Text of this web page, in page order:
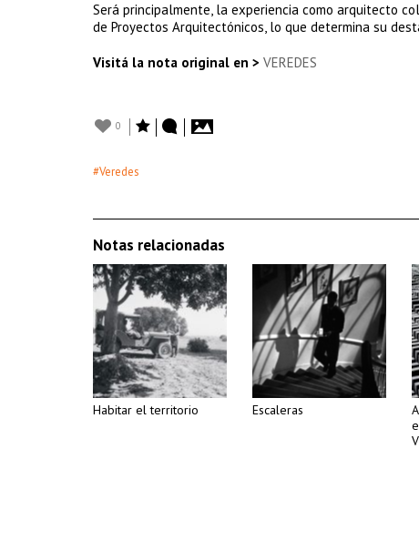
Será principalmente, la experiencia como arquitecto
de Proyectos Arquitectónicos, lo que determina su
Visitá la nota original en > VEREDES
0
#Veredes
Notas relacionadas
Habitar el territorio Escaleras